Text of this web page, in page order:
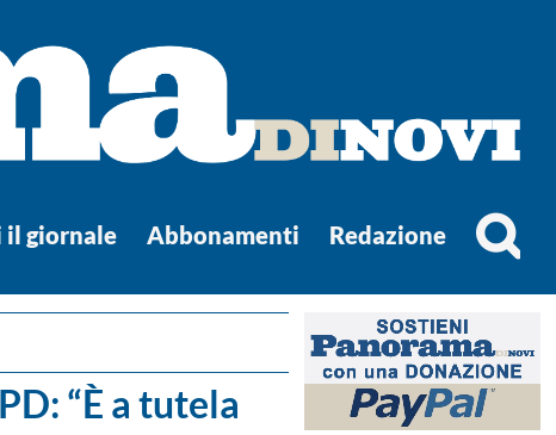
il giornale Abbonamenti Redazione
“È a tutela